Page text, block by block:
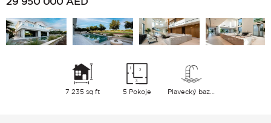
7 235 sq ft 5 Pokoje Plavecký bazén